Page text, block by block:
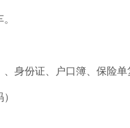
身份证、户口簿、保险